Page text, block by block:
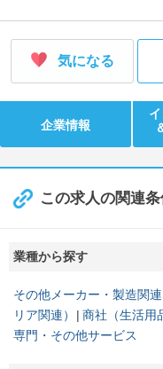
気になる
企業情報
この求人の関連
業種から探す
その他メーカー・製造関連
リア関連）
商社（生活用
専門・その他サービス